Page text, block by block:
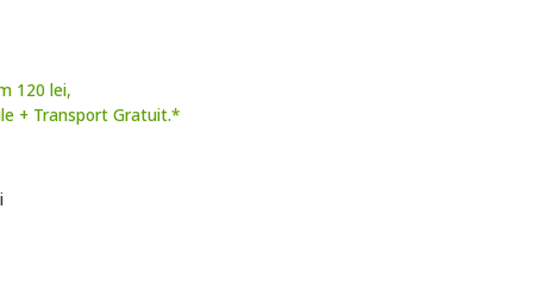
120 lei,
+ Transport Gratuit.*